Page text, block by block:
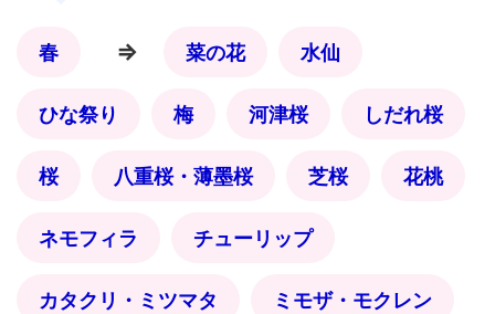
春 ⇒ 菜の花 水仙
ひな祭り 梅 河津桜 しだれ桜
桜 八重桜・薄墨桜 芝桜 花桃
ネモフィラ チューリップ
カタクリ・ミツマタ ミモザ・モクレン